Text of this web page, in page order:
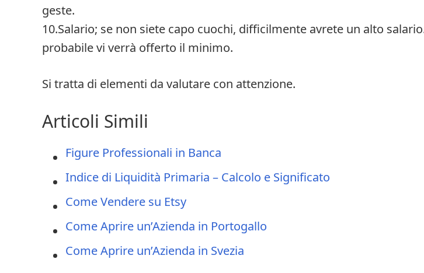
geste.
10.Salario; se non siete capo cuochi, difficilmente avrete un alto
probabile vi verrà offerto il minimo.
Si tratta di elementi da valutare con attenzione.
Articoli Simili
Figure Professionali in Banca
Indice di Liquidità Primaria – Calcolo e Significato
Come Vendere su Etsy
Come Aprire un’Azienda in Portogallo
Come Aprire un’Azienda in Svezia